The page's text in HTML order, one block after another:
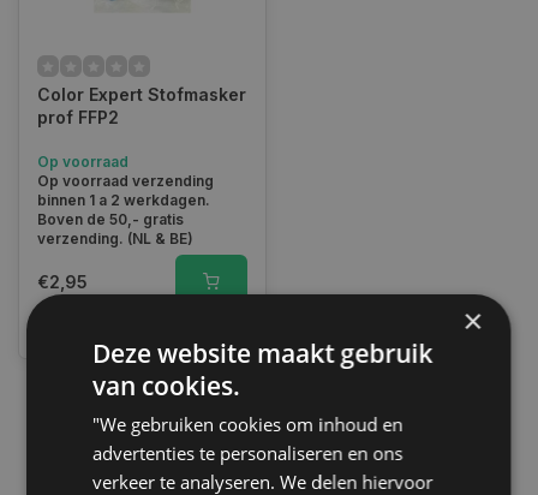
Color Expert Stofmasker
prof FFP2
Op voorraad
Op voorraad verzending
binnen 1 a 2 werkdagen.
Boven de 50,- gratis
verzending. (NL & BE)
€2,95
1
×
Deze website maakt gebruik
van cookies.
"We gebruiken cookies om inhoud en
advertenties te personaliseren en ons
verkeer te analyseren. We delen hiervoor